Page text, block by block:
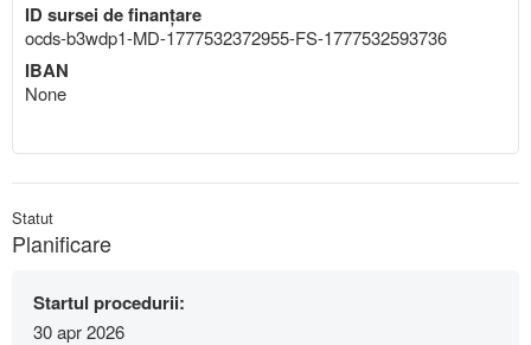
ID sursei de finanțare
ocds-b3wdp1-MD-1777532372955-FS-1777532593736
IBAN
None
Statut
Planificare
Startul procedurii:
30 apr 2026